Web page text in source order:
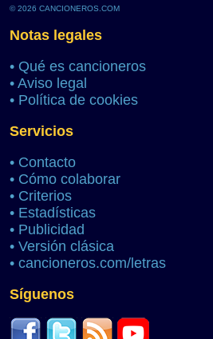
© 2026 CANCIONEROS.COM
Notas legales
• Qué es cancioneros
• Aviso legal
• Política de cookies
Servicios
• Contacto
• Cómo colaborar
• Criterios
• Estadísticas
• Publicidad
• Versión clásica
• cancioneros.com/letras
Síguenos